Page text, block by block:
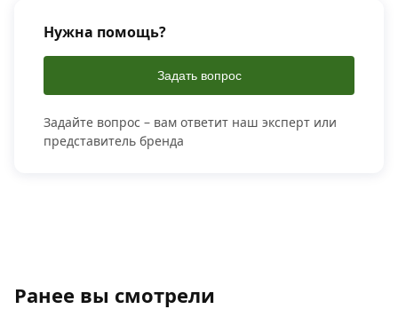
Нужна помощь?
Задать вопрос
Задайте вопрос – вам ответит наш эксперт или
представитель бренда
Ранее вы смотрели